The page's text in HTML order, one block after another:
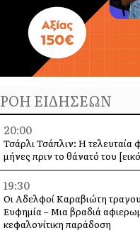
ΡΟΗ ΕΙΔΗΣΕΩΝ
20:00
Τσάρλι Τσάπλιν: Η τελευταία
μήνες πριν το θάνατό του
19:30
Οι Αδελφοί Καραβιώτη
Ευφημία – Μια βραδιά
κεφαλονίτικη παράδοση